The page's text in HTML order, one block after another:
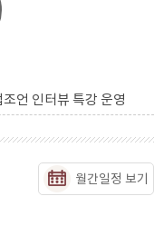
언 인터뷰 특강 운영
월간일정 보기